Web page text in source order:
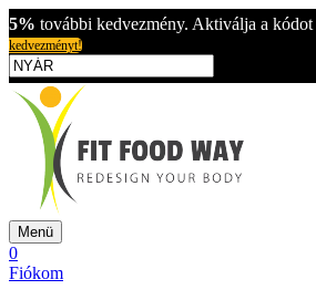
5% további kedvezmény. Aktiválja a kódot
kedvezményt!
Menü
0
Fiókom